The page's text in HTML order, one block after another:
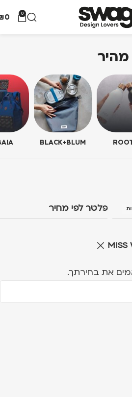
0
0
מהיר
BLACK+BLUM
פלטר לפי מחיר
MISS
את בחירתך.